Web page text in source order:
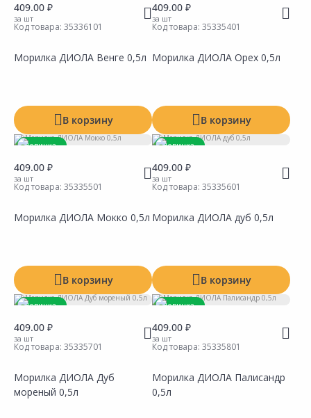
409.00 ₽
за шт
Код товара: 35336101
Морилка ДИОЛА Венге 0,5л
В корзину
409.00 ₽
за шт
Код товара: 35335401
Морилка ДИОЛА Орех 0,5л
В корзину
Новинка
409.00 ₽
за шт
Код товара: 35335501
Морилка ДИОЛА Мокко 0,5л
В корзину
Новинка
409.00 ₽
за шт
Код товара: 35335601
Морилка ДИОЛА дуб 0,5л
В корзину
Новинка
409.00 ₽
за шт
Код товара: 35335701
Морилка ДИОЛА Дуб
мореный 0,5л
Новинка
409.00 ₽
за шт
Код товара: 35335801
Морилка ДИОЛА Палисандр
0,5л